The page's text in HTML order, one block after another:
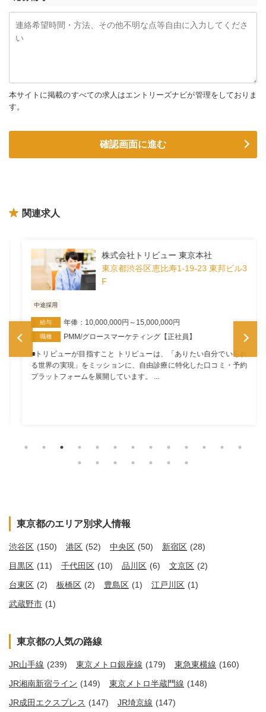
本サイトに掲載のすべての求人はエントリーズナビが管理をしておりま
す。
関連求人
株式会社トリビュー 東京本社
東京都渋谷区恵比寿1-19-23 東邦ビル3
中途採用
給与 年俸：10,000,000円～15,000,000円
職種 PMM/グロースマーケティング【正社員】
■トリビューが目指すこと トリビューは、「ありたい自分でいられ
る世界の実現」をミッションに、自由診療に特化した口コミ・予約
プラットフォームを展開しています。 ...
東京都のエリア別求人情報
渋谷区 (150) 港区 (52) 中央区 (50) 新宿区 (28)
目黒区 (11) 千代田区 (10) 品川区 (6) 文京区 (2)
台東区 (2) 板橋区 (2) 豊島区 (1) 江戸川区 (1)
武蔵野市 (1)
東京都の人気の路線
JR山手線 (239) 東京メトロ銀座線 (179) 東急東横線 (160)
JR湘南新宿ライン (149) 東京メトロ半蔵門線 (148)
JR成田エクスプレス (147) JR埼京線 (147)